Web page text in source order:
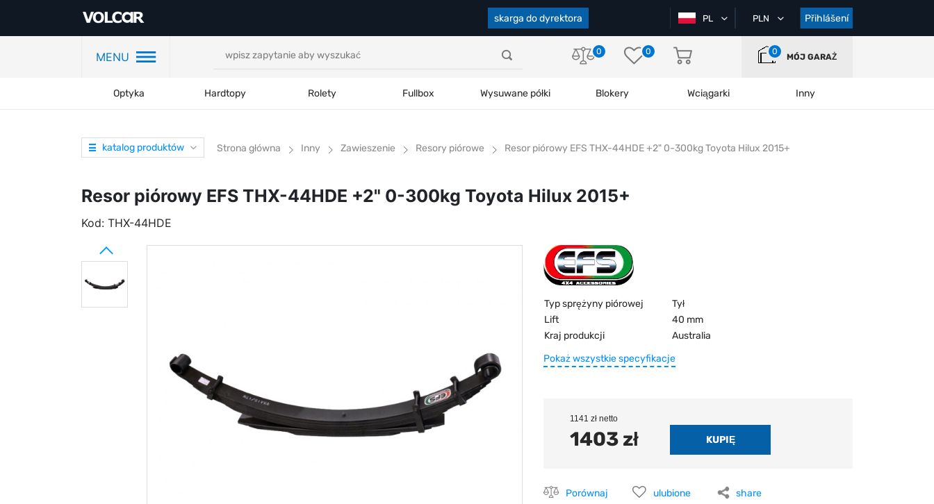
skarga do dyrektora PL PLN Přihlášení
MENU 0 0 0
MÓJ GARAŻ
Optyka Hardtopy Rolety Fullbox Wysuwane półki Blokery Wciągarki Inny
katalog produktów Strona główna Inny Zawieszenie Resory piórowe Resor piórowy EFS THX-44HDE +2" 0-300kg Toyota Hilux 2015+
Resor piórowy EFS THX-44HDE +2" 0-300kg Toyota Hilux 2015+
Kod: THX-44HDE
Typ sprężyny piórowej
Tył
Lift
40 mm
Kraj produkcji
Australia
Pokaż wszystkie specyfikacje
1141 zł netto
1403 zł
Porównaj ulubione share